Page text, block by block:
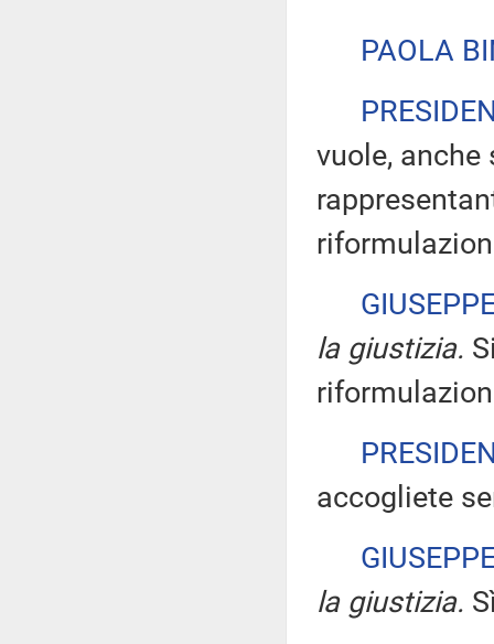
PAOLA
vuole, anche
la giustizia.
accogliete
la giustizia.